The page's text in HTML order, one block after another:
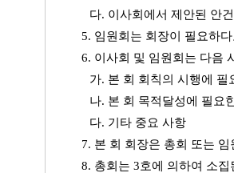
다. 이사회에서 제안된 안
5. 임원회는 회장이 필요하
6. 이사회 및 임원회는 다음
가. 본 회 회칙의 시행에
나. 본 회 목적달성에 필요
다. 기타 중요 사항
7. 본 회 회장은 총회 또는
8. 총회는 3호에 의하여 소